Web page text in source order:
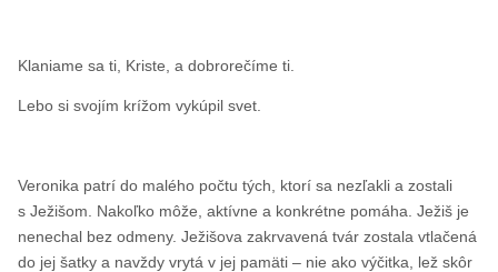
Klaniame sa ti, Kriste, a dobrorečíme ti.
Lebo si svojím krížom vykúpil svet.
Veronika patrí do malého počtu tých, ktorí sa nezľakli a zostali
s Ježišom. Nakoľko môže, aktívne a konkrétne pomáha. Ježiš je
nenechal bez odmeny. Ježišova zakrvavená tvár zostala vtlačená
do jej šatky a navždy vrytá v jej pamäti – nie ako výčitka, lež skôr